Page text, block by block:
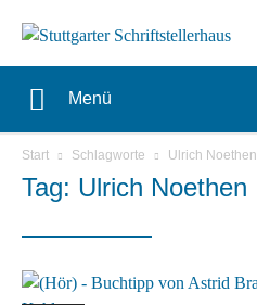
Menü
Start Schlagworte Ulrich Noethen
Tag: Ulrich Noethen